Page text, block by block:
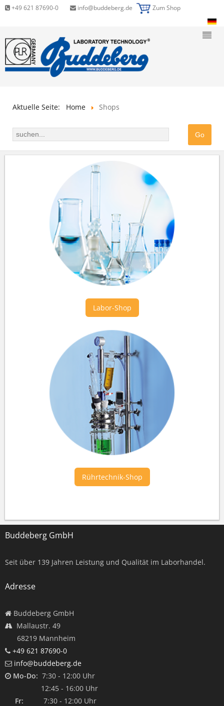
+49 621 87690-0 info@buddeberg.de Zum Shop
Aktuelle Seite: Home Shops
Labor-Shop
Rührtechnik-Shop
Buddeberg GmbH
Seit über 139 Jahren Leistung und Qualität im Laborhandel.
Adresse
Buddeberg GmbH
Mallaustr. 49
68219 Mannheim
+49 621 87690-0
info@buddeberg.de
Mo-Do: 7:30 - 12:00 Uhr
12:45 - 16:00 Uhr
Fr: 7:30 - 12:00 Uhr